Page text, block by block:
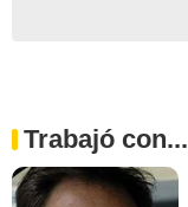
Trabajó con...